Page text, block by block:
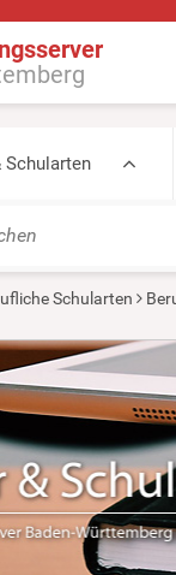
Schularten
Schularten